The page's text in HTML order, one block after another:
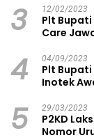
3 12/02/2023
Plt
Care
4 04/09/2023
Plt
Inotek
5 29/03/2023
P2KD
Nomor